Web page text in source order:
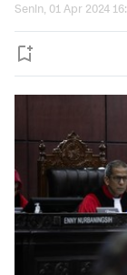
Senin, 01 Apr 2024